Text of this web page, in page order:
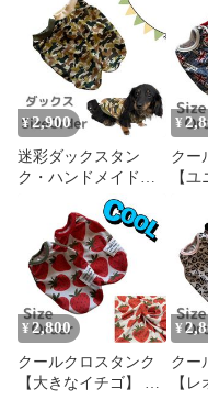
¥2,900
迷彩ダックスタン
ク・ハンドメイド犬
服 犬の洋服 オーダー
メイド ダックスフン
ト ミニチュアダック
ス
¥
クー
【
ク
服
¥2,800
クールクロスタンク
【大きなイチゴ】 ハ
¥
クー
【